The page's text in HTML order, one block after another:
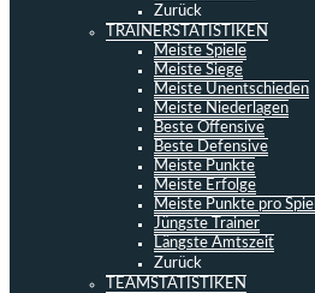
Zurück
TRAINERSTATISTIKEN
Meiste Spiele
Meiste Siege
Meiste Unentschieden
Meiste Niederlagen
Beste Offensive
Beste Defensive
Meiste Punkte
Meiste Erfolge
Meiste Punkte pro Spiel
Jüngste Trainer
Längste Amtszeit
Zurück
TEAMSTATISTIKEN